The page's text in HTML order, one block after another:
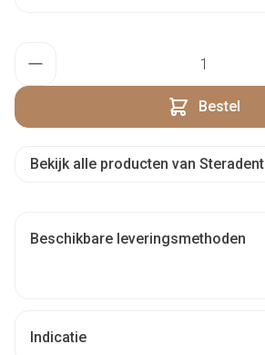
Bestel
Bekijk alle producten van Steradent
Beschikbare leveringsmethoden
Indicatie